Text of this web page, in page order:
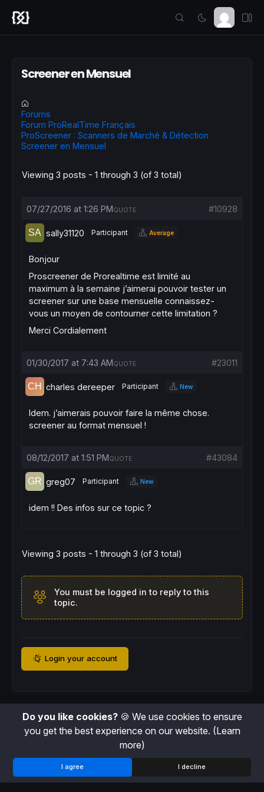
Screener en Mensuel
Forums
Forum ProRealTime Français
ProScreener : Scanners de Marché & Détection
Screener en Mensuel
Viewing 3 posts - 1 through 3 (of 3 total)
07/27/2016 at 1:26 PM #10928
QUOTE
sally31120 Participant Average
Bonjour
Proscreener de Prorealtime est limité au
maximum à la semaine j’aimerai pouvoir tester un
screener sur une base mensuelle connaissez-
vous un moyen de contourner cette limitation ?
Merci Cordialement
01/30/2017 at 7:43 AM #23011
QUOTE
charles dereeper Participant New
Idem. j’aimerais pouvoir faire la même chose.
screener au format mensuel !
08/12/2017 at 1:51 PM #43084
QUOTE
greg07 Participant New
idem !! Des infos sur ce topic ?
Viewing 3 posts - 1 through 3 (of 3 total)
You must be logged in to reply to this
topic.
Login your account
Do you like cookies?🍪 We use cookies to ensure
you get the best experience on our website. (Learn
more)
I agree I decline